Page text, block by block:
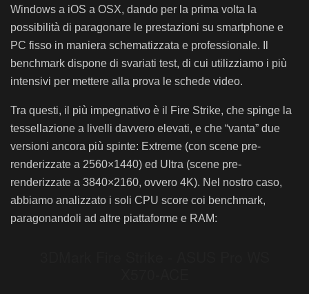
Windows a iOS a OSX, dando per la prima volta la
possibilità di paragonare le prestazioni su smartphone e
PC fisso in maniera schematizzata e professionale. Il
benchmark dispone di svariati test, di cui utilizziamo i più
intensivi per mettere alla prova le schede video.
Tra questi, il più impegnativo è il Fire Strike, che spinge la
tessellazione a livelli davvero elevati, e che “vanta” due
versioni ancora più spinte: Extreme (con scene pre-
renderizzate a 2560×1440) ed Ultra (scene pre-
renderizzate a 3840×2160, ovvero 4K). Nel nostro caso,
abbiamo analizzato i soli CPU score coi benchmark,
paragonandoli ad altre piattaforme e RAM: